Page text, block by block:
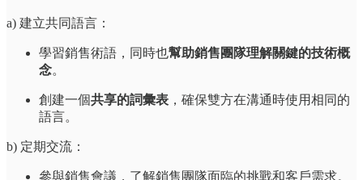
a) 建立共同語言：
學習銷售術語，同時也幫助銷售團隊理解關鍵的技術概
念。
創建一個共享的詞彙表 ，確保雙方在溝通時使用相同的
語言。
b) 定期交流：
參與銷售會議，了解銷售團隊面臨的挑戰和客戶需求。